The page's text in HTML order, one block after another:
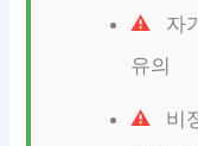
자
유의
비